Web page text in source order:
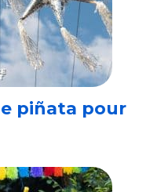
piñata pour